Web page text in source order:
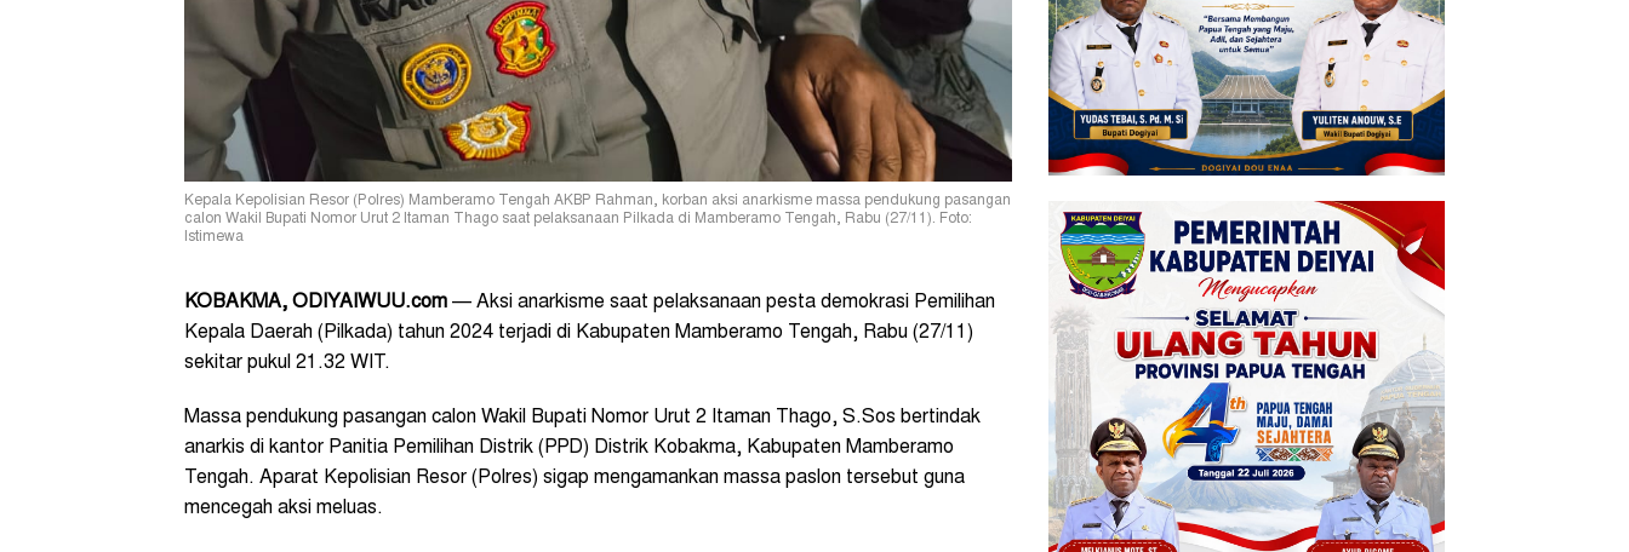
Kepala Kepolisian Resor (Polres) Mamberamo Tengah AKBP Rahman, korban aksi anarkisme massa pendukung pasangan
calon Wakil Bupati Nomor Urut 2 Itaman Thago saat pelaksanaan Pilkada di Mamberamo Tengah, Rabu (27/11). Foto:
Istimewa
KOBAKMA, ODIYAIWUU.com — Aksi anarkisme saat pelaksanaan pesta demokrasi Pemilihan
Kepala Daerah (Pilkada) tahun 2024 terjadi di Kabupaten Mamberamo Tengah, Rabu (27/11)
sekitar pukul 21.32 WIT.
Massa pendukung pasangan calon Wakil Bupati Nomor Urut 2 Itaman Thago, S.Sos bertindak
anarkis di kantor Panitia Pemilihan Distrik (PPD) Distrik Kobakma, Kabupaten Mamberamo
Tengah. Aparat Kepolisian Resor (Polres) sigap mengamankan massa paslon tersebut guna
mencegah aksi meluas.